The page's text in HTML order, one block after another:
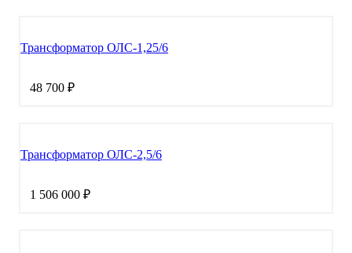
Трансформатор ОЛС-1,25/6
48 700 ₽
Трансформатор ОЛС-2,5/6
1 506 000 ₽